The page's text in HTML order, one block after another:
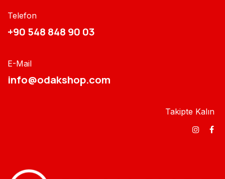
Telefon
+90 548 848 90 03​​
E-Mail
info@odakshop.com​
Takipte Kalın